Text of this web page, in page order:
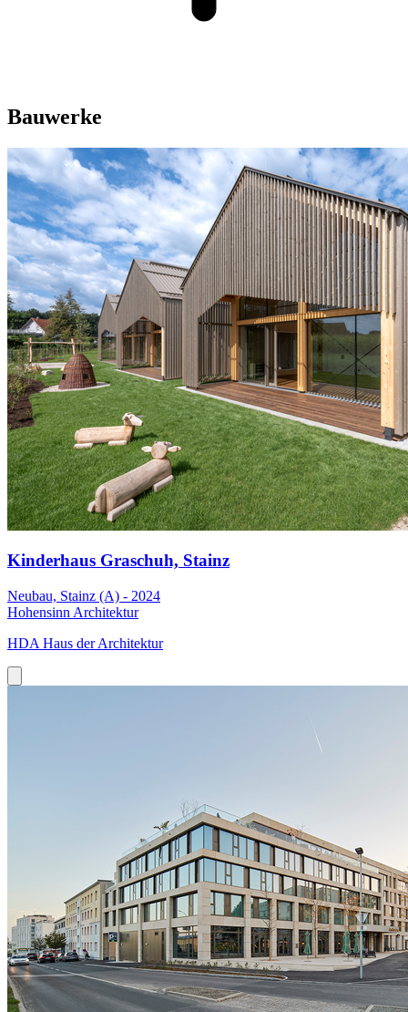
Bauwerke
Kinderhaus Graschuh, Stainz
Neubau, Stainz (A) - 2024
Hohensinn Architektur
HDA Haus der Architektur